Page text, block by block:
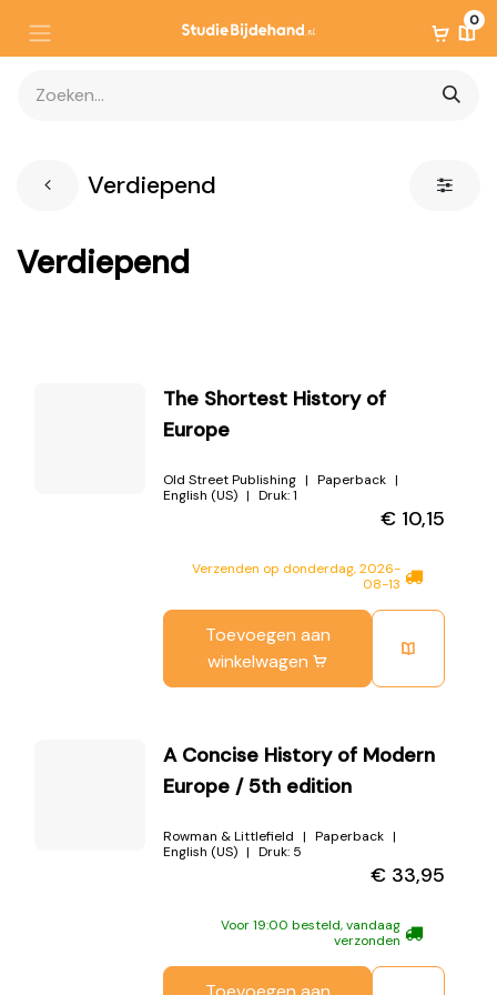
0
Verdiepend
Verdiepend
The Shortest History of
Europe
Old Street Publishing
Paperback
English (US)
Druk:1
€ 10,15
Verzenden op donderdag, 2026-
08-13
Toevoegen aan
winkelwagen
A Concise History of Modern
Europe / 5th edition
Rowman & Littlefield
Paperback
English (US)
Druk: 5
€ 33,95
Voor 19:00 besteld, vandaag
verzonden